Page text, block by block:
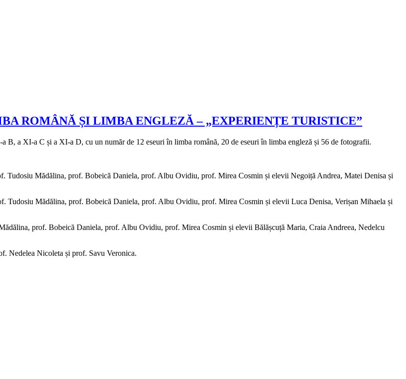
ROMÂNĂ ȘI LIMBA ENGLEZĂ – „EXPERIENȚE TURISTICE”
a XI-a C și a XI-a D, cu un număr de 12 eseuri în limba română, 20 de eseuri în limba engleză și 56 de fotografii.
Tudosiu Mădălina, prof. Bobeică Daniela, prof. Albu Ovidiu, prof. Mirea Cosmin și elevii Negoiță Andrea, Matei Denisa și
Tudosiu Mădălina, prof. Bobeică Daniela, prof. Albu Ovidiu, prof. Mirea Cosmin și elevii Luca Denisa, Verișan Mihaela și
prof. Bobeică Daniela, prof. Albu Ovidiu, prof. Mirea Cosmin și elevii Bălășcuță Maria, Craia Andreea, Nedelcu
Nedelea Nicoleta și prof. Savu Veronica.